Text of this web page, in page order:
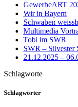
GewerbeART
Wir in Bayern
Schwaben
Multimedia
Tobi im SWR
SWR – Silvester
21.12.2025 –
Schlagworte
Schlagwörter